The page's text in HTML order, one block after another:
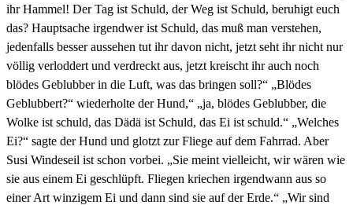
ihr Hammel! Der Tag ist Schuld, der Weg ist Schuld, beruhigt euch
das? Hauptsache irgendwer ist Schuld, das muß man verstehen,
jedenfalls besser aussehen tut ihr davon nicht, jetzt seht ihr nicht nur
völlig verloddert und verdreckt aus, jetzt kreischt ihr auch noch
blödes Geblubber in die Luft, was das bringen soll?“ „Blödes
Geblubbert?“ wiederholte der Hund,“ „ja, blödes Geblubber, die
Wolke ist schuld, das Dädä ist Schuld, das Ei ist schuld.“ „Welches
Ei?“ sagte der Hund und glotzt zur Fliege auf dem Fahrrad. Aber
Susi Windeseil ist schon vorbei. „Sie meint vielleicht, wir wären wie
sie aus einem Ei geschlüpft. Fliegen kriechen irgendwann aus so
einer Art winzigem Ei und dann sind sie auf der Erde.“ „Wir sind